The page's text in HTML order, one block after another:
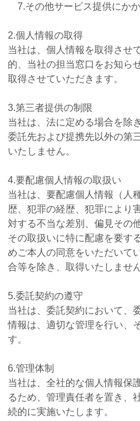
7.その他サービス提供にか
2.個人情報の取得
当社は、個人情報を取得させ
的、当社の担当窓口をお知ら
取得させていただきます。
3.第三者提供の制限
当社は、法に定める場合を除
委託先および提携先以外の第
いたしません。
4.要配慮個人情報の取扱い
当社は、要配慮個人情報（人
歴、犯罪の経歴、犯罪により
対する不当な差別、偏見その
その取扱いに特に配慮を要す
めご本人の同意をいただいて
合等を除き、取得いたしません
5.委託契約の遵守
当社は、委託契約において、
情報は、適切な管理を行い、
す。
6.管理体制
当社は、全社的な個人情報保
るため、管理責任者を置き、
続的に実施いたします。